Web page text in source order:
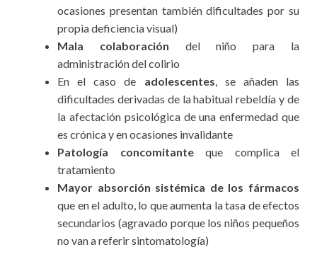
ocasiones presentan también dificultades por su
propia deficiencia visual)
Mala colaboración del niño para la
administración del colirio
En el caso de adolescentes , se añaden las
dificultades derivadas de la habitual rebeldía y de
la afectación psicológica de una enfermedad que
es crónica y en ocasiones invalidante
Patología concomitanteque complica el
tratamiento
Mayor absorción sistémica de los fármacos
que en el adulto, lo que aumenta la tasa de efectos
secundarios (agravado porque los niños pequeños
no van a referir sintomatología)